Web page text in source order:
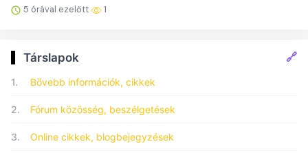
5 órával ezelőtt 1
Társlapok 🔗
1. Bővebb információk, cikkek
2. Fórum közösség, beszélgetések
3. Online cikkek, blogbejegyzések